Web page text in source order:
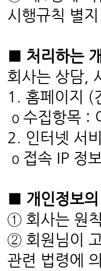
시행규칙 별
■ 처리하는
회사는 상담,
1. 홈페이지 (
ο 수집항목 :
2. 인터넷 서
ο 접속 IP 정
■ 개인정보의
① 회사는 원
② 회원님이
관련 법령에